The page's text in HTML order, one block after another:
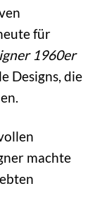
für
1960er
Designs, die
machte